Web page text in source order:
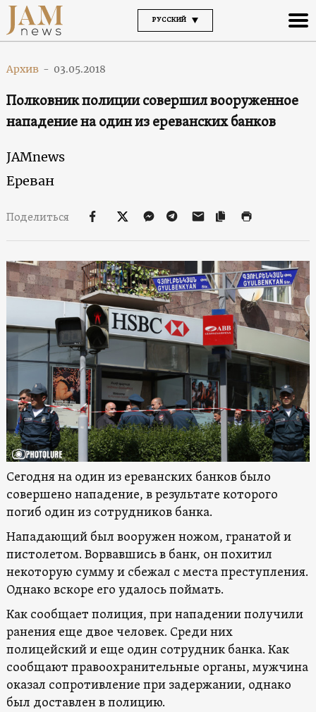
РУССКИЙ
Архив - 03.05.2018
Полковник полиции совершил вооруженное
нападение на один из ереванских банков
JAMnews
Ереван
Поделиться
Сегодня на один из ереванских банков было
совершено нападение, в результате которого
погиб один из сотрудников банка.
Нападающий был вооружен ножом, гранатой и
пистолетом. Ворвавшись в банк, он похитил
некоторую сумму и сбежал с места преступления.
Однако вскоре его удалось поймать.
Как сообщает полиция, при нападении получили
ранения еще двое человек. Среди них
полицейский и еще один сотрудник банка. Как
сообщают правоохранительные органы, мужчина
оказал сопротивление при задержании, однако
был доставлен в полицию.